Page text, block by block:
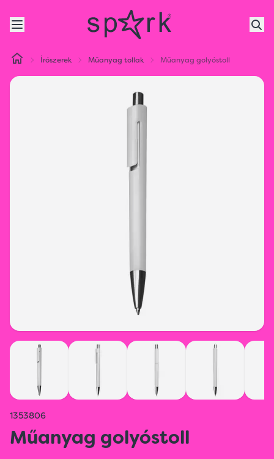
Írószerek Műanyag tollak Műanyag golyóstoll
1353806
Műanyag golyóstoll